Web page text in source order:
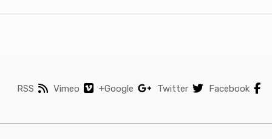
Facebook
Twitter
Google+
Vimeo
RSS